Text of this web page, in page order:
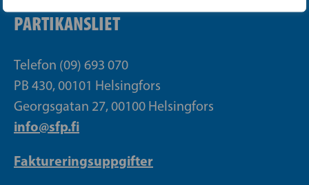
PARTIKANSLIET
Telefon (09) 693 070
PB 430, 00101 Helsingfors
Georgsgatan 27, 00100 Helsingfors
info@sfp.fi
Faktureringsuppgifter